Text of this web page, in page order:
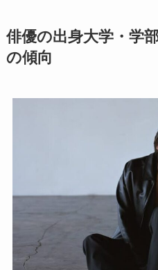
俳優の出身大学・学
の傾向